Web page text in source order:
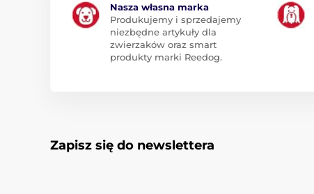
Nasza własna marka
Produkujemy i sprzedajemy
niezbędne artykuły dla
zwierzaków oraz smart
produkty marki Reedog.
Zapisz się do newslettera